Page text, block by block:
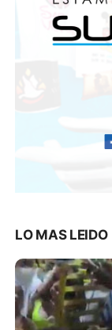
LO MAS LEIDO